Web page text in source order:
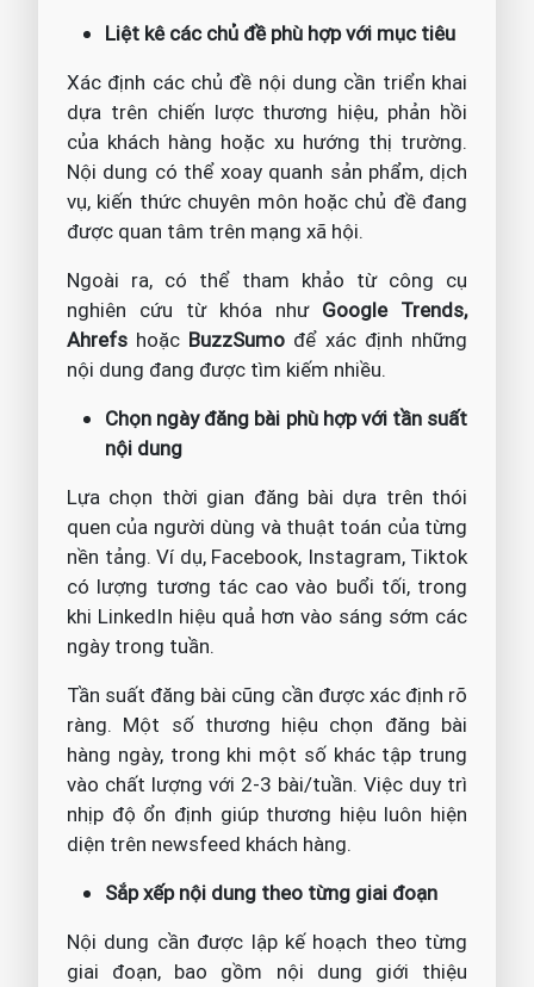
Liệt kê các chủ đề phù hợp với mục tiêu
Xác định các chủ đề nội dung cần triển khai
dựa trên chiến lược thương hiệu, phản hồi
của khách hàng hoặc xu hướng thị trường.
Nội dung có thể xoay quanh sản phẩm, dịch
vụ, kiến thức chuyên môn hoặc chủ đề đang
được quan tâm trên mạng xã hội.
Ngoài ra, có thể tham khảo từ công cụ
nghiên cứu từ khóa như Google Trends,
Ahrefs hoặc BuzzSumo để xác định những
nội dung đang được tìm kiếm nhiều.
Chọn ngày đăng bài phù hợp với tần suất
nội dung
Lựa chọn thời gian đăng bài dựa trên thói
quen của người dùng và thuật toán của từng
nền tảng. Ví dụ, Facebook, Instagram, Tiktok
có lượng tương tác cao vào buổi tối, trong
khi LinkedIn hiệu quả hơn vào sáng sớm các
ngày trong tuần.
Tần suất đăng bài cũng cần được xác định rõ
ràng. Một số thương hiệu chọn đăng bài
hàng ngày, trong khi một số khác tập trung
vào chất lượng với 2-3 bài/tuần. Việc duy trì
nhịp độ ổn định giúp thương hiệu luôn hiện
diện trên newsfeed khách hàng.
Sắp xếp nội dung theo từng giai đoạn
Nội dung cần được lập kế hoạch theo từng
giai đoạn, bao gồm nội dung giới thiệu